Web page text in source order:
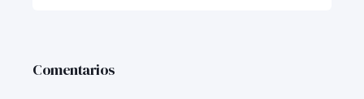
Comentarios